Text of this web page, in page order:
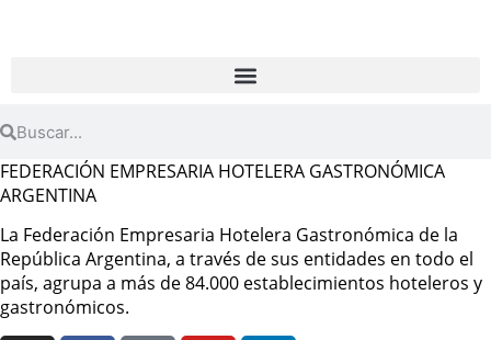
FEDERACIÓN EMPRESARIA HOTELERA GASTRONÓMICA
ARGENTINA
La Federación Empresaria Hotelera Gastronómica de la
República Argentina, a través de sus entidades en todo el
país, agrupa a más de 84.000 establecimientos hoteleros y
gastronómicos.